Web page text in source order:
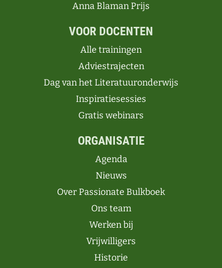
Anna Blaman Prijs
VOOR DOCENTEN
Alle trainingen
Adviestrajecten
Dag van het Literatuuronderwijs
Inspiratiesessies
Gratis webinars
ORGANISATIE
Agenda
Nieuws
Over Passionate Bulkboek
Ons team
Werken bij
Vrijwilligers
Historie